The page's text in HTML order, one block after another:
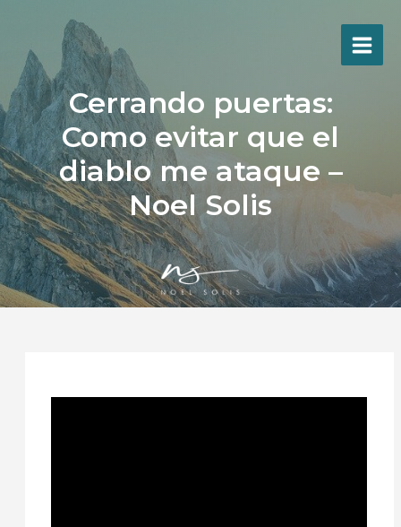
contenido
Cerrando puertas:
Como evitar que el
diablo me ataque –
Noel Solis